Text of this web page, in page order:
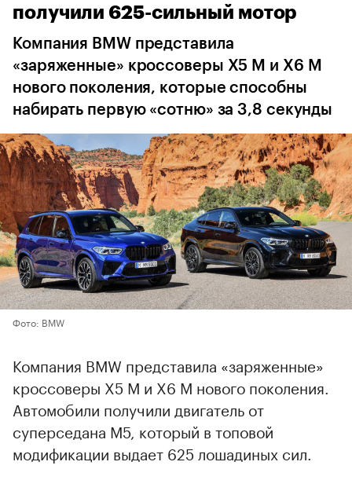
получили 625-сильный мотор
Компания BMW представила
«заряженные» кроссоверы X5 M и X6 M
нового поколения, которые способны
набирать первую «сотню» за 3,8 секунды
Фото: BMW
Компания BMW представила «заряженные»
кроссоверы X5 M и X6 M нового поколения.
Автомобили получили двигатель от
суперседана M5, который в топовой
модификации выдает 625 лошадиных сил.